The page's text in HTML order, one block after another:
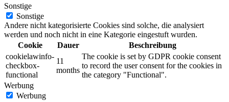
Sonstige
Sonstige
Andere nicht kategorisierte Cookies sind solche, die analysiert
werden und noch nicht in eine Kategorie eingestuft wurden.
Cookie
Dauer
Beschreibung
cookielawinfo-
checkbox-
functional
11
months
The cookie is set by GDPR cookie consent
to record the user consent for the cookies in
the category "Functional".
Werbung
Werbung